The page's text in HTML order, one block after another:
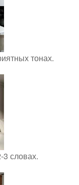
тонах.
словах.